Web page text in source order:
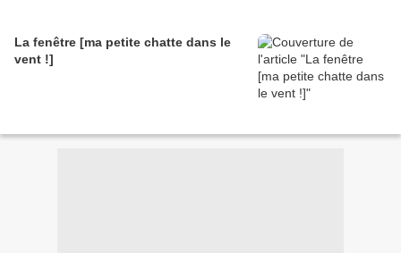
La fenêtre [ma petite chatte dans le
vent !]